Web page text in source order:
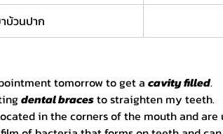
บ้วนปาก
tomorrow to get a cavity filled.
dental braces to straighten my teeth.
in the corners of the mouth and are